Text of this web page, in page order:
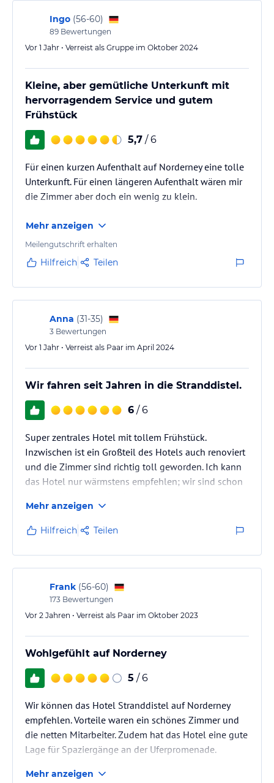
Hoteliers-/Veranstalter-/Kataloginformationen. Alle Angaben
ohne Gewähr und ohne Prüfung durch HolidayCheck. Bitte
lies vor der Buchung die verbindlichen Angebotsdetails
Ingo (56-60)
89 Bewertungen
Vor 1 Jahr • Verreist als Gruppe im Oktober 2024
Kleine, aber gemütliche Unterkunft mit
hervorragendem Service und gutem
Frühstück
5,7 / 6
Für einen kurzen Aufenthalt auf Norderney eine tolle
Unterkunft. Für einen längeren Aufenthalt wären mir
die Zimmer aber doch ein wenig zu klein.
Mehr anzeigen
Meilengutschrift erhalten
Hilfreich Teilen
Anna (31-35)
3 Bewertungen
Vor 1 Jahr • Verreist als Paar im April 2024
Wir fahren seit Jahren in die Stranddistel.
6 / 6
Super zentrales Hotel mit tollem Frühstück.
Inzwischen ist ein Großteil des Hotels auch renoviert
und die Zimmer sind richtig toll geworden. Ich kann
das Hotel nur wärmstens empfehlen; wir sind schon
Mehr anzeigen
Hilfreich Teilen
Frank (56-60)
173 Bewertungen
Vor 2 Jahren • Verreist als Paar im Oktober 2023
Wohlgefühlt auf Norderney
5 / 6
Wir können das Hotel Stranddistel auf Norderney
empfehlen. Vorteile waren ein schönes Zimmer und
die netten Mitarbeiter. Zudem hat das Hotel eine gute
Lage für Spaziergänge an der Uferpromenade.
Mehr anzeigen